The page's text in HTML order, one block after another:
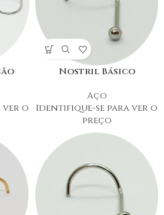
ver o
Nostril Básico
Aço
Identifique-se para ver o
preço